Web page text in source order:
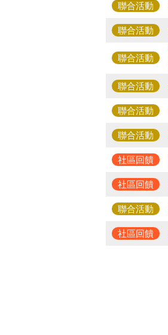
聯合活動
聯合活動
聯合活動
聯合活動
聯合活動
聯合活動
社區回饋
社區回饋
聯合活動
社區回饋